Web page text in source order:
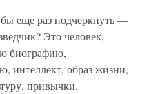
бы еще раз подчеркнуть —
Это человек,
биографию,
интеллект, образ жизни,
привычки,